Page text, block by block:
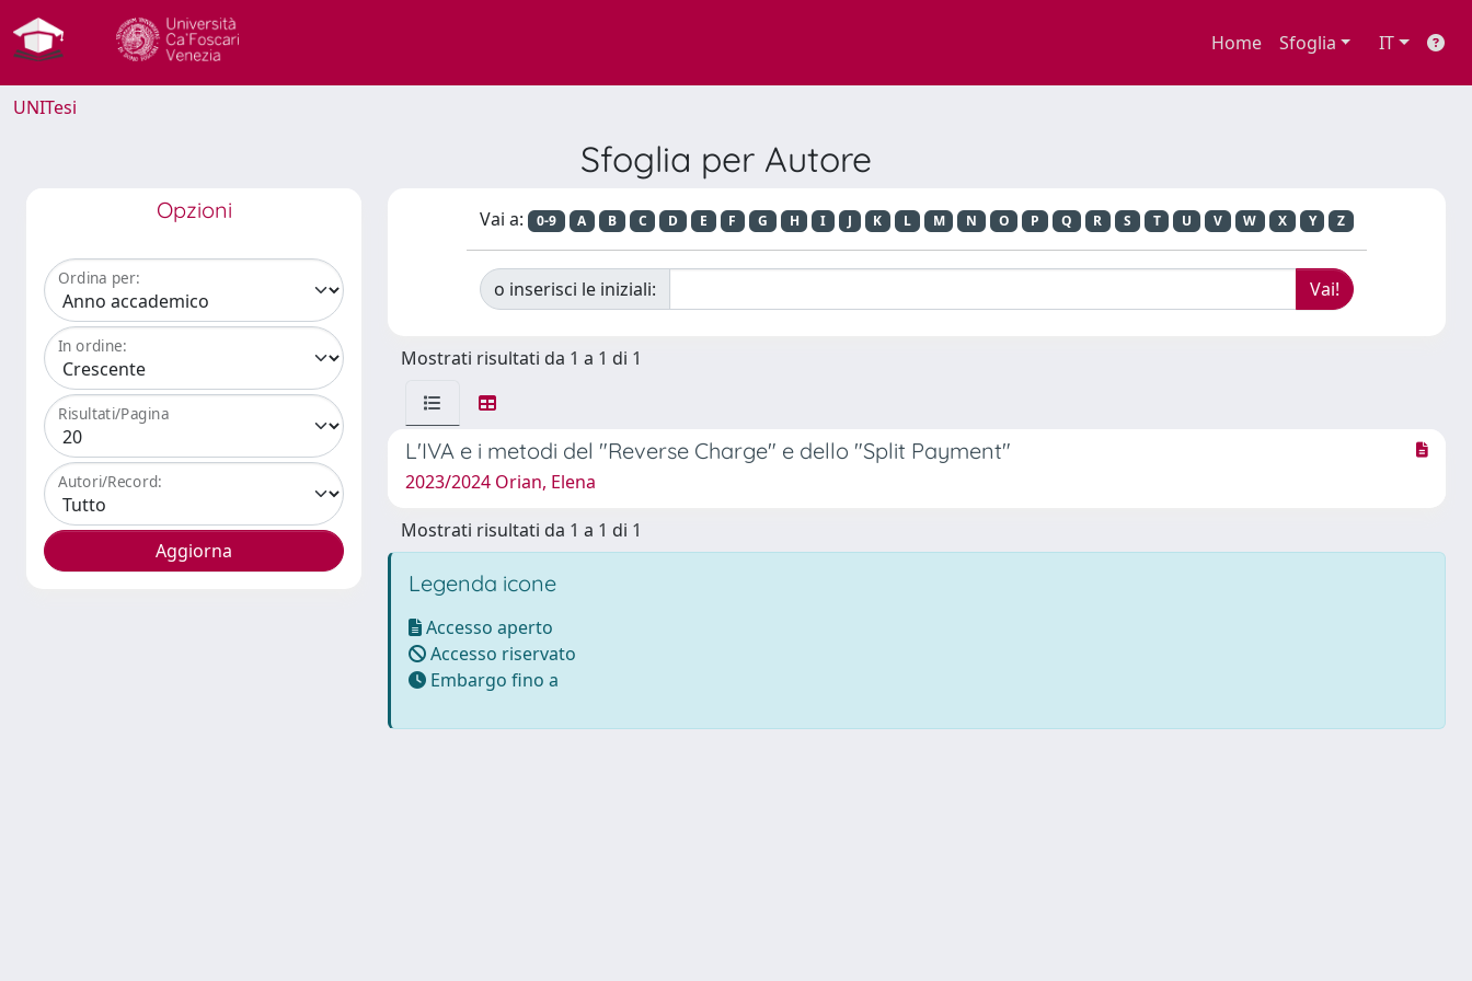
Home Sfoglia IT
UNITesi
Sfoglia per Autore
Opzioni
Ordina per:
In ordine:
Risultati/Pagina
Autori/Record:
Vai a: 0-9 A B C D E F G H I J K L M N O P Q R S T U V W X Y Z
o inserisci le iniziali:
Mostrati risultati da 1 a 1 di 1
L'IVA e i metodi del "Reverse Charge" e dello "Split Payment"
2023/2024 Orian, Elena
Mostrati risultati da 1 a 1 di 1
Legenda icone
Accesso aperto
Accesso riservato
Embargo fino a